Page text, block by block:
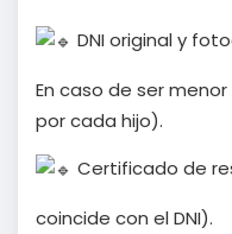
DNI original y
En caso de ser
por cada hijo).
Certificado de
coincide con el DNI).